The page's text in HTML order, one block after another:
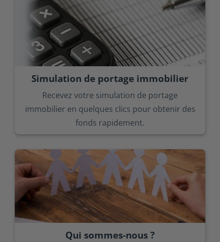
Simulation de portage immobilier
Recevez votre simulation de portage
immobilier en quelques clics pour obtenir des
fonds rapidement.
Qui sommes-nous ?